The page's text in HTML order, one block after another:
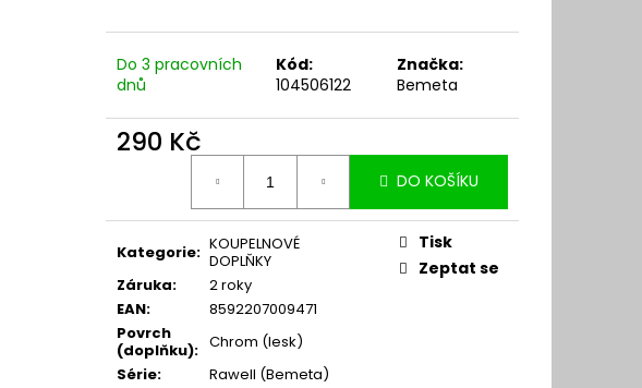
Do 3 pracovních
dnů
Kód:
104506122
Značka:
Bemeta
290 Kč
DO KOŠÍKU
Kategorie: KOUPELNOVÉ
DOPLŇKY
Záruka:
2 roky
EAN:
8592207009471
Povrch
(doplňku): Chrom (lesk)
Série: Rawell (Bemeta)
Tisk
Zeptat se